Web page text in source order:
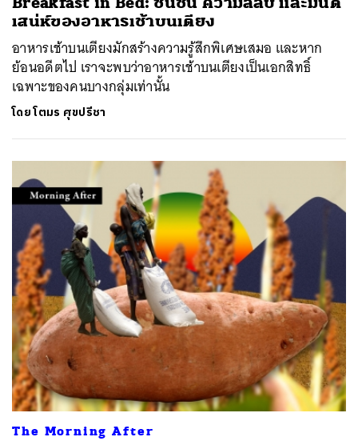
เสน่ห์ของอาหารเช้าบนเตียง
อาหารเช้าบนเตียงมักสร้างความรู้สึกพิเศษเสมอ และหาก
ย้อนอดีตไป เราจะพบว่าอาหารเช้าบนเตียงเป็นเอกสิทธิ์
เฉพาะของคนบางกลุ่มเท่านั้น
โดยโตมร ศุขปรีชา
The Morning After